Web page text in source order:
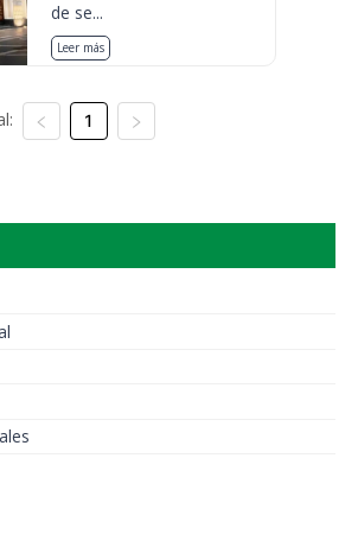
de se...
Leer más
1